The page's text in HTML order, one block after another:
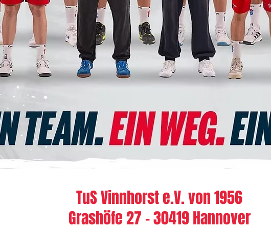
TuS Vinnhorst e.V. von 1956
Grashöfe 27 - 30419 Hannover